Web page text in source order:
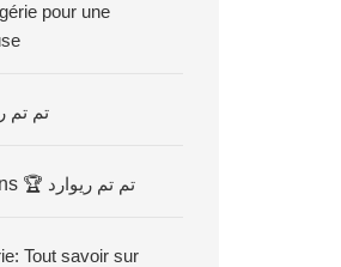
pour une
🏆 تم تم
🏆 تم تم ريوارد
Tout savoir sur